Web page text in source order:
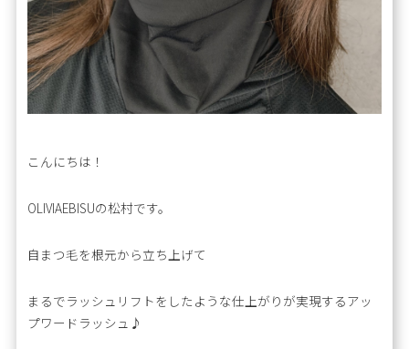
こんにちは！
OLIVIAEBISUの松村です。
自まつ毛を根元から立ち上げて
まるでラッシュリフトをしたような仕上がりが実現するアッ
プワードラッシュ♪